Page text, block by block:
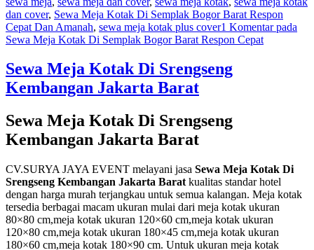
dan cover, Sewa Meja Kotak Di Semplak Bogor Barat Respon
Cepat Dan Amanah, sewa meja kotak plus cover1 Komentarpada
Sewa Meja Kotak Di Semplak Bogor Barat Respon Cepat
Sewa Meja Kotak Di Srengseng
Kembangan Jakarta Barat
Sewa Meja Kotak Di Srengseng
Kembangan Jakarta Barat
CV.SURYA JAYA EVENT melayani jasa Sewa Meja Kotak Di
Srengseng Kembangan Jakarta Barat kualitas standar hotel
dengan harga murah terjangkau untuk semua kalangan. Meja kotak
tersedia berbagai macam ukuran mulai dari meja kotak ukuran
80×80 cm,meja kotak ukuran 120×60 cm,meja kotak ukuran
120×80 cm,meja kotak ukuran 180×45 cm,meja kotak ukuran
180×60 cm,meja kotak 180×90 cm. Untuk ukuran meja kotak